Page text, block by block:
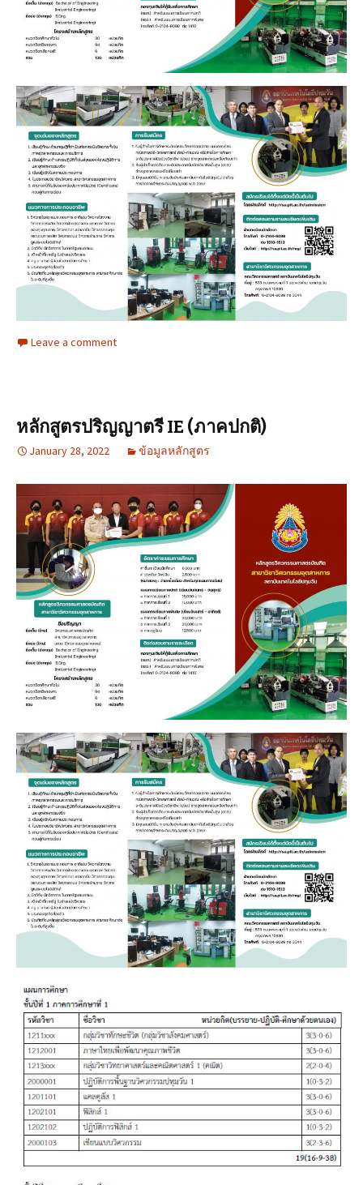
Leave a comment
หลักสูตรปริญญาตรี IE (ภาคปกติ)
January 28, 2022 ข้อมูลหลักสูตร